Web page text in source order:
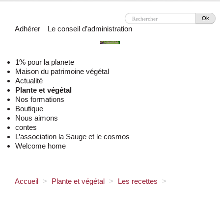
Ok
Adhérer Le conseil d’administration
1% pour la planete
Maison du patrimoine végétal
Actualité
Plante et végétal
Nos formations
Boutique
Nous aimons
contes
L’association la Sauge et le cosmos
Welcome home
Accueil > Plante et végétal > Les recettes >